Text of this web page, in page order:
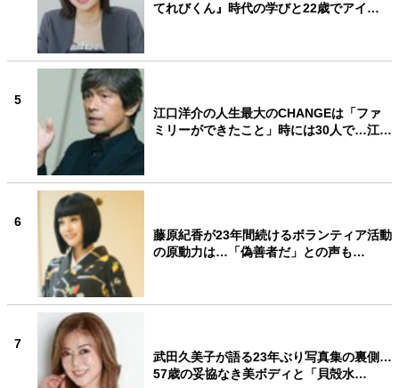
てれびくん』時代の学びと22歳でアイ…
5
江口洋介の人生最大のCHANGEは「ファ
ミリーができたこと」時には30人で…江…
6
藤原紀香が23年間続けるボランティア活動
の原動力は…「偽善者だ」との声も…
7
武田久美子が語る23年ぶり写真集の裏側…
57歳の妥協なき美ボディと「貝殻水…